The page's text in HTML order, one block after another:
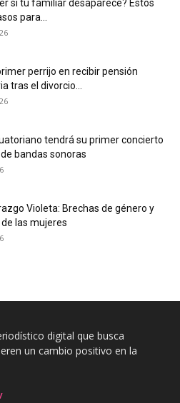
si tu familiar desaparece? Estos
para...
perrijo en recibir pensión
tras el divorcio...
tendrá su primer concierto
bandas sonoras
Violeta: Brechas de género y
las mujeres
digital que busca
un cambio positivo en la